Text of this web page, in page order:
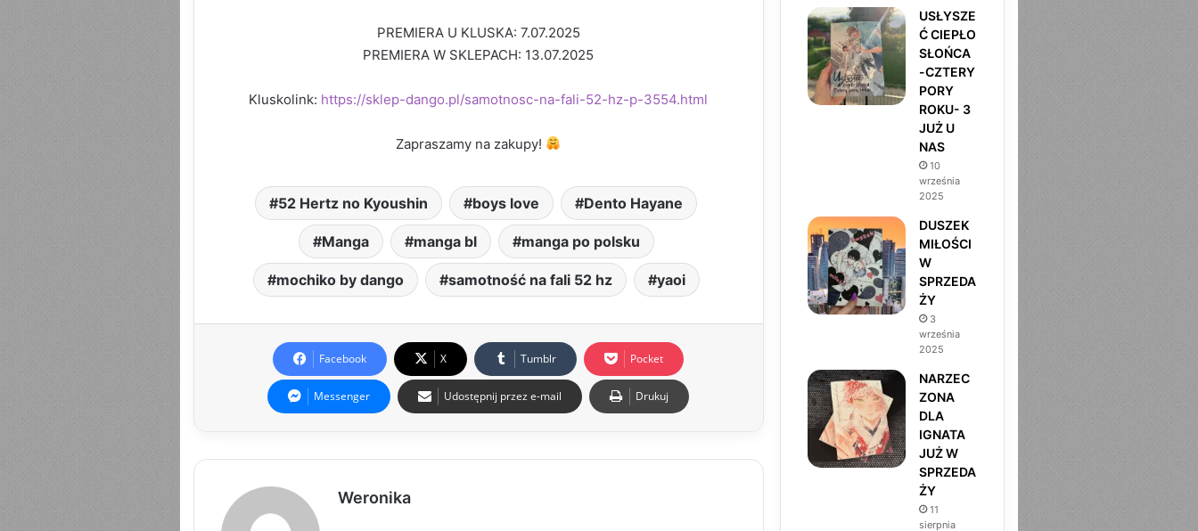
PREMIERA U KLUSKA: 7.07.2025
PREMIERA W SKLEPACH: 13.07.2025
Kluskolink: https://sklep-dango.pl/samotnosc-na-fali-52-hz-p-3554.html
Zapraszamy na zakupy!
52 Hertz no Kyoushin boys love Dento Hayane
Manga manga bl manga po polsku
mochiko by dango samotność na fali 52 hz yaoi
Facebook X Tumblr Pocket
Messenger Udostępnij przez e-mail Drukuj
Weronika
b
o
o
a
g
r
a
m
o
k
USŁYSZE
Ć CIEPŁO
SŁOŃCA
-CZTERY
PORY
ROKU- 3
JUŻ U
NAS
10
września
2025
DUSZEK
MIŁOŚCI
W
SPRZEDA
ŻY
3
września
2025
NARZEC
ZONA
DLA
IGNATA
JUŻ W
SPRZEDA
ŻY
11
sierpnia